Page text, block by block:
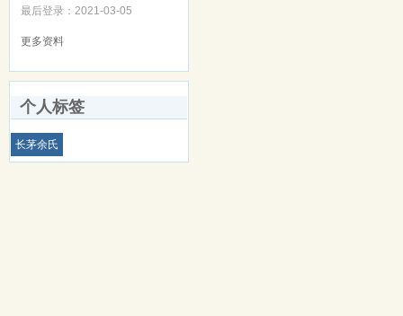
最后登录：2021-03-05
更多资料
个人标签
长茅余氏